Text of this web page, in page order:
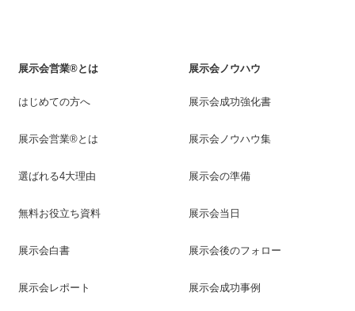
展示会営業®とは
はじめての方へ
展示会営業®とは
選ばれる4大理由
無料お役立ち資料
展示会白書
展示会レポート
展示会ノウハウ
展示会成功強化書
展示会ノウハウ集
展示会の準備
展示会当日
展示会後のフォロー
展示会成功事例